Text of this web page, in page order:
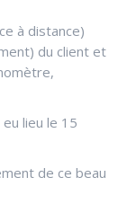
à distance)
du client et
lieu le 15
de ce beau